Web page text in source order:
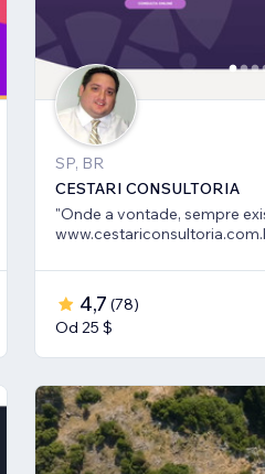
SP, BR
CESTARI CONSULTORIA
"Onde a vontade, sempre
4,7 (78)
Od 25 $